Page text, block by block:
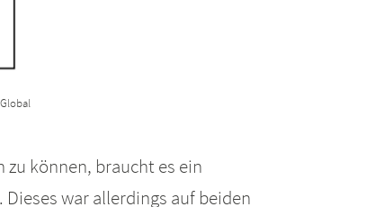
können, braucht es ein
war allerdings auf beiden